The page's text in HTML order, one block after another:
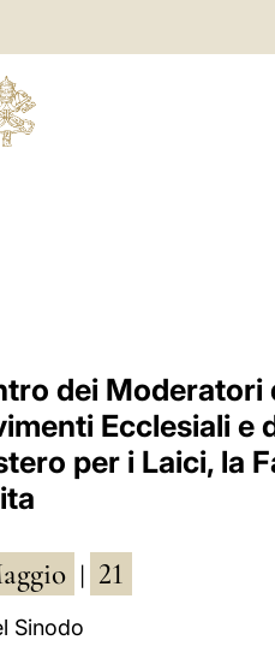
dei Moderatori
Ecclesiali e
per i Laici, la
21
Sinodo